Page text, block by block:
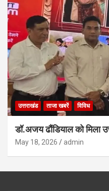
उत्तराखंड ताजा खबरें विविध
डॉ.अजय ढौंडियाल को मिला
May 18, 2026 admin